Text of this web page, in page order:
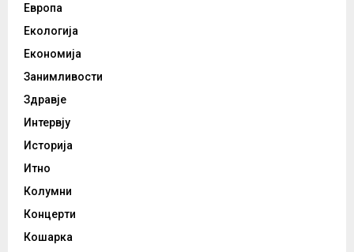
Европа
Екологија
Економија
Занимливости
Здравје
Интервју
Историја
Итно
Колумни
Концерти
Кошарка